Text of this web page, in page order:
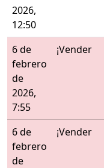
2026,
12:50
6 de
febrero
de
2026,
7:55
¡Vender
6 de
febrero
de
¡Vender